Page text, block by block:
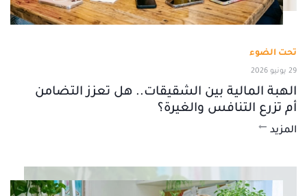
تحت الضوء
29 يونيو 2026
الهبة المالية بين الشقيقات.. هل تعزز التضامن
أم تزرع التنافس والغيرة؟
المزيد